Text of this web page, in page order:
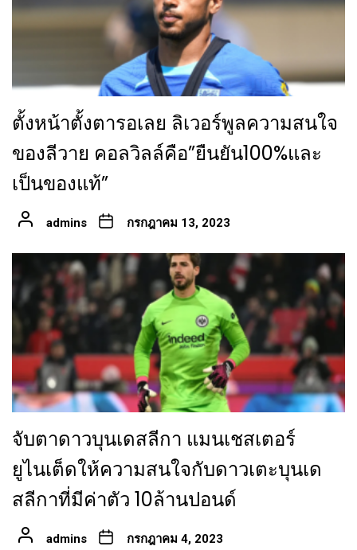
ตั้งหน้าตั้งตารอเลย ลิเวอร์พูลความสนใจ
ของลีวาย คอลวิลล์คือ”ยืนยัน100%และ
เป็นของแท้”
admins กรกฎาคม 13, 2023
จับตาดาวบุนเดสลีกา แมนเชสเตอร์
ยูไนเต็ดให้ความสนใจกับดาวเตะบุนเด
สลีกาที่มีค่าตัว 10ล้านปอนด์
admins กรกฎาคม 4, 2023